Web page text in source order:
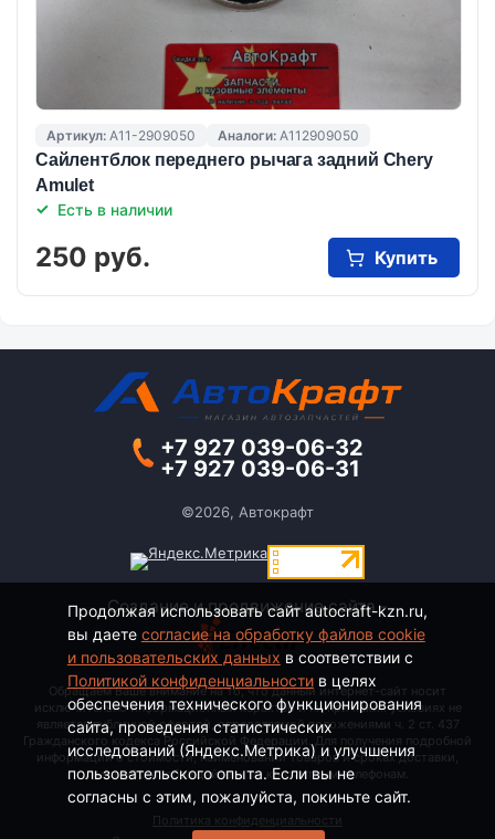
Артикул: A11-2909050 Аналоги: A112909050
Сайлентблок переднего рычага задний Chery
Amulet
Есть в наличии
250 руб. Купить
+7 927 039-06-32
+7 927 039-06-31
©2026, Автокрафт
Создание и продвижение сайта -
Обращаем Ваше внимание на то, что данный интернет-сайт носит
исключительно информационный характер и ни при каких условиях не
является публичной офертой, определяемой положениями ч. 2 ст. 437
Гражданского кодекса Российской Федерации. Для получения подробной
информации о стоимости, наименовании товаров и сроках доставки,
пожалуйста, обращайтесь по контактным телефонам.
Политика конфиденциальности
Продолжая использовать сайт autocraft-kzn.ru,
вы даете согласие на обработку файлов cookie
и пользовательских данных в соответствии с
Политикой конфиденциальностив целях
обеспечения технического функционирования
сайта, проведения статистических
исследований (Яндекс.Метрика) и улучшения
пользовательского опыта. Если вы не
согласны с этим, пожалуйста, покиньте сайт.